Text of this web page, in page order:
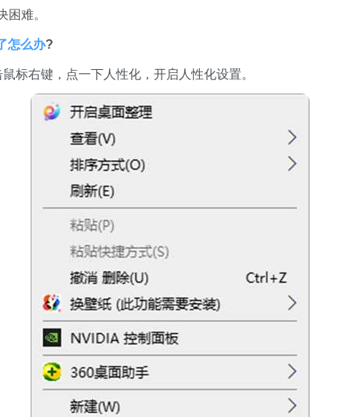
困难。
怎么办?
标右键，点一下人性化，开启人性化设置。